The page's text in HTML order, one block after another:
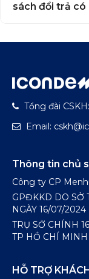
Dòng Áo
sắp xếp chữ
quotes truyền
đồng bộ,
sách đổi trả có
Tổng đài
Email:
Thông tin chủ
Công ty CP
GPĐKKD DO SỞ
NGÀY 16/07/2024
TRỤ SỞ CHÍNH
TP HỒ CHÍ MINH
HỖ TRỢ